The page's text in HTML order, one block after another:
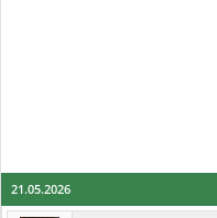
21.05.2026